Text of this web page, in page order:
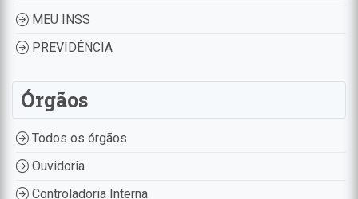
MEU INSS
PREVIDÊNCIA
Órgãos
Todos os órgãos
Ouvidoria
Controladoria Interna